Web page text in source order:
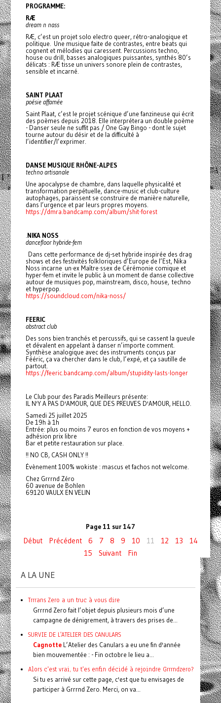
PROGRAMME:
RÆ
dream n nass
RÆ, c’est un projet solo electro queer, rétro-analogique et
politique. Une musique faite de contrastes, entre beats qui
cognent et mélodies qui caressent. Percussions techno,
house ou drill, basses analogiques puissantes, synthés 80’s
délicats : RÆ tisse un univers sonore plein de contrastes,
sensible et incarné.
SAINT PLAAT
poésie affamée
Saint Plaat, c’est le projet scénique d’une fanzineuse qui écrit
des poèmes depuis 2018. Elle interprétera un double poème
- Danser seule ne suffit pas / One Gay Bingo - dont le sujet
tourne autour du désir et de la difficulté à
l’identifier/l’exprimer.
DANSE MUSIQUE RHÔNE-ALPES
techno artisanale
Une apocalypse de chambre, dans laquelle physicalité et
transformation perpétuelle, dance-music et club-culture
autophages, paraissent se construire de manière naturelle,
dans l’urgence et par leurs propres moyens.
https://dmra.bandcamp.com/album/shit-forest
NIKA NOSS
dancefloor hybride-fem
Dans cette performance de dj-set hybride inspirée des drag
shows et des festivités folkloriques d’Europe de l’Est, Nika
Noss incarne un·ex Maître·ssex de Cérémonie comique et
hyper-fem et invite le public à un moment de danse collective
autour de musiques pop, mainstream, disco, house, techno
et hyperpop.
https://soundcloud.com/nika-noss/
FEERIC
abstract club
Des sons bien tranchés et percussifs, qui se cassent la gueule
et dévalent en appelant à danser n’importe comment.
Synthèse analogique avec des instruments conçus par
Fééric, ça va chercher dans le club, l’expé, et ça sautille de
partout.
https://feeric.bandcamp.com/album/stupidity-lasts-longer
Le Club pour des Paradis Meilleurs présente:
IL N'Y A PAS D'AMOUR, QUE DES PREUVES D'AMOUR, HELLO.
Samedi 25 juillet 2025
De 19h à 1h
Entrée: plus ou moins 7 euros en fonction de vos moyens +
adhésion prix libre
Bar et petite restauration sur place.
!! NO CB, CASH ONLY !!
Évènement 100% wokiste : mascus et fachos not welcome.
Chez Grrrnd Zéro
60 avenue de Bohlen
69120 VAULX EN VELIN
Page 11 sur 147
Début Précédent 6 7 8 9 10 11 12 13
14
15
Suivant Fin
A LA UNE
Trrrans Zero a un truc à vous dire
Grrrnd Zero fait l’objet depuis plusieurs mois d’une
campagne de dénigrement, à travers des prises de...
SURVIE DE L'ATELIER DES CANULARS
CagnotteL’Atelier des Canulars a eu une fin d'année
bien mouvementée : - Fin octobre le lieu a...
Alors c'est vrai, tu t'es enfin décidé à rejoindre Grrrndzero?
Si tu es arrivé sur cette page, c'est que tu envisages de
participer à Grrrnd Zero. Merci, on va...